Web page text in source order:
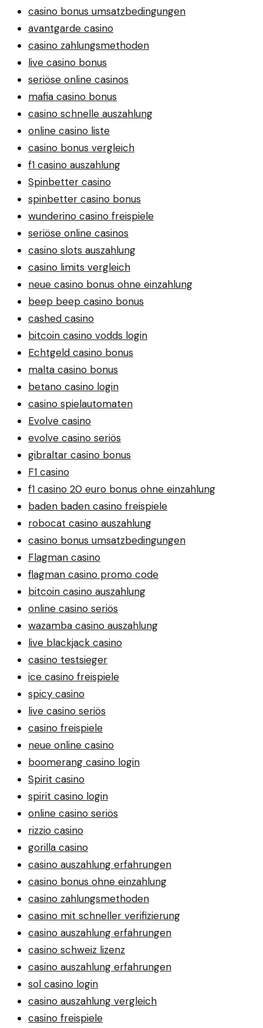
casino bonus umsatzbedingungen
avantgarde casino
casino zahlungsmethoden
live casino bonus
seriöse online casinos
mafia casino bonus
casino schnelle auszahlung
online casino liste
casino bonus vergleich
f1 casino auszahlung
Spinbetter casino
spinbetter casino bonus
wunderino casino freispiele
seriöse online casinos
casino slots auszahlung
casino limits vergleich
neue casino bonus ohne einzahlung
beep beep casino bonus
cashed casino
bitcoin casino vodds login
Echtgeld casino bonus
malta casino bonus
betano casino login
casino spielautomaten
Evolve casino
evolve casino seriös
gibraltar casino bonus
F1 casino
f1 casino 20 euro bonus ohne einzahlung
baden baden casino freispiele
robocat casino auszahlung
casino bonus umsatzbedingungen
Flagman casino
flagman casino promo code
bitcoin casino auszahlung
online casino seriös
wazamba casino auszahlung
live blackjack casino
casino testsieger
ice casino freispiele
spicy casino
live casino seriös
casino freispiele
neue online casino
boomerang casino login
Spirit casino
spirit casino login
online casino seriös
rizzio casino
gorilla casino
casino auszahlung erfahrungen
casino bonus ohne einzahlung
casino zahlungsmethoden
casino mit schneller verifizierung
casino auszahlung erfahrungen
casino schweiz lizenz
casino auszahlung erfahrungen
sol casino login
casino auszahlung vergleich
casino freispiele